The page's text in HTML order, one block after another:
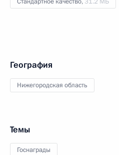
География
Нижегородская область
Темы
Госнаграды